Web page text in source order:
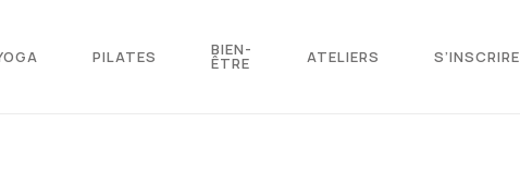
PILATES BIEN-
ÊTRE ATELIERS S’INSCRIRE